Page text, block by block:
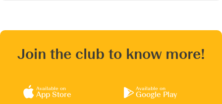
Join the club to know more!
Available on
App Store
Available on
Google Play